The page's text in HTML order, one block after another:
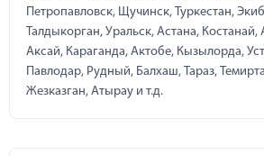
Петропавловск, Щучинск, Туркестан,
Талдыкорган, Уральск, Астана,
Аксай, Караганда, Актобе, Кызылорда,
Павлодар, Рудный, Балхаш, Тараз,
Жезказган, Атырау и т.д.